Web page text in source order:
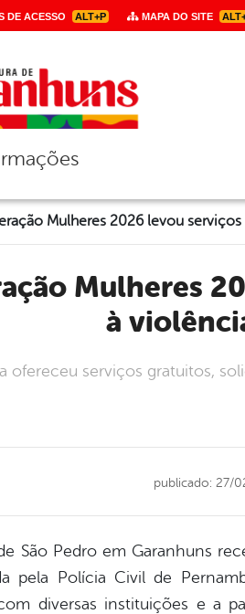
DE ACESSO ALT+P MAPA DO SITE
à
ofereceu serviços gratuitos,
publicado: 27/
São Pedro em Garanhuns
pela Polícia Civil de
diversas instituições e a